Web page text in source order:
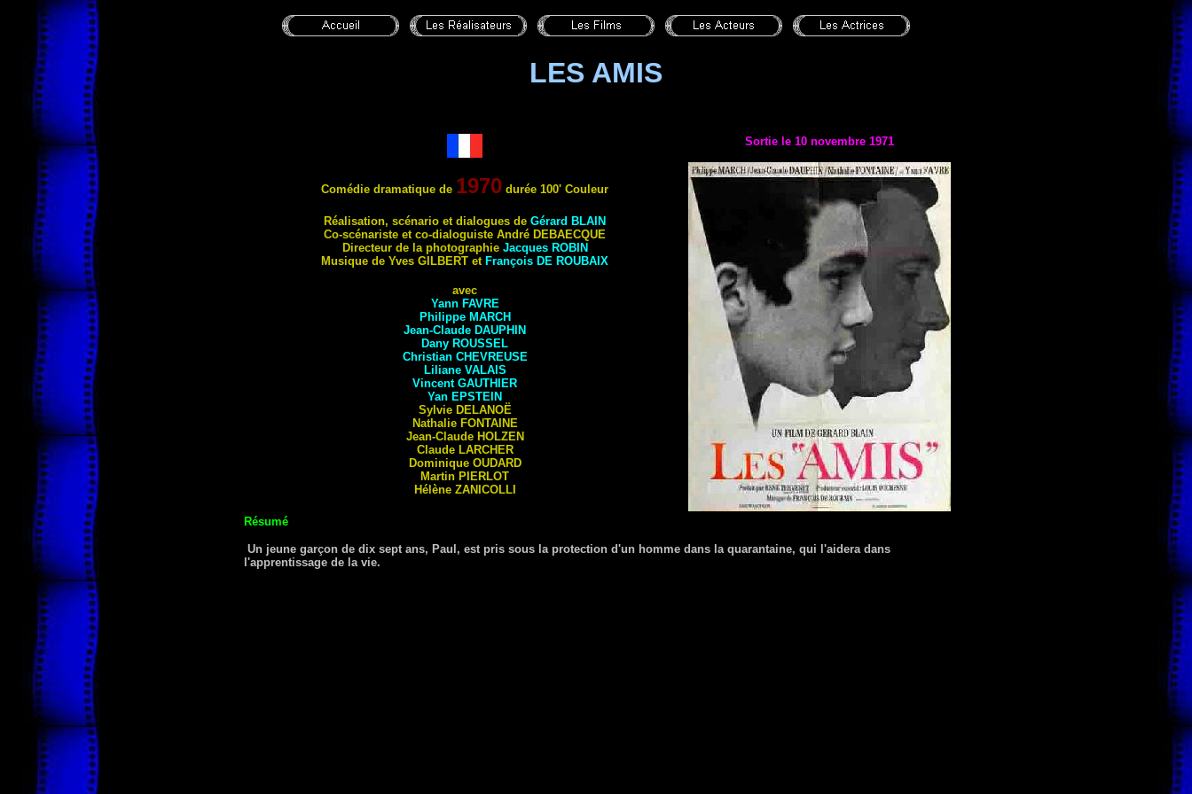
LES AMIS
Comédie dramatique de 1970 durée 100' Couleur
Réalisation, scénario et dialogues de Gérard BLAIN
Co-scénariste et co-dialoguiste André DEBAECQUE
Directeur de la photographie Jacques ROBIN
Musique de Yves GILBERT et François DE ROUBAIX
avec
Yann FAVRE
Philippe MARCH
Jean-Claude DAUPHIN
Dany ROUSSEL
Christian CHEVREUSE
Liliane VALAIS
Vincent GAUTHIER
Yan EPSTEIN
Sylvie DELANOË
Nathalie FONTAINE
Jean-Claude HOLZEN
Claude LARCHER
Dominique OUDARD
Martin PIERLOT
Hélène ZANICOLLI
Sortie le 10 novembre 1971
Résumé
Un jeune garçon de dix sept ans, Paul, est pris sous la protection d'un homme dans la quarantaine, qui l'aidera dans
l'apprentissage de la vie.